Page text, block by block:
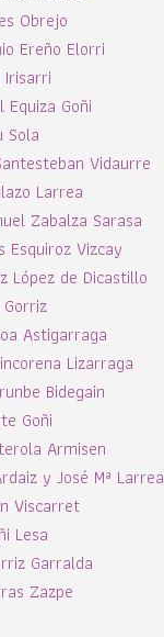
Obrejo
Ereño Elorri
Equiza Goñi
Sola
Vidaurre
Larrea
Zabalza Sarasa
Esquiroz Vizcay
López de Dicastillo
Astigarraga
Lizarraga
Bidegain
Goñi
Armisen
y José Mª Larrea
Viscarret
Lesa
Garralda
Zazpe